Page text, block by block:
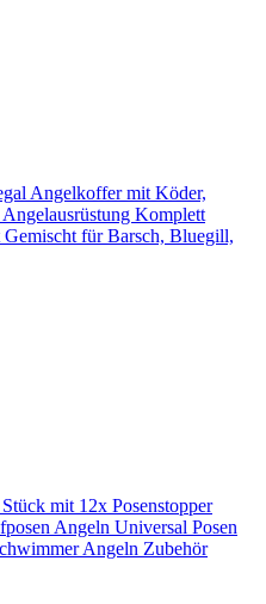
Angelkoffer mit Köder,
Komplett
für Barsch, Bluegill,
mit 12x Posenstopper
Angeln Universal Posen
Angeln Zubehör